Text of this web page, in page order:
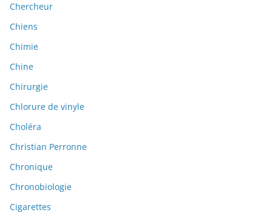
Chercheur
Chiens
Chimie
Chine
Chirurgie
Chlorure de vinyle
Choléra
Christian Perronne
Chronique
Chronobiologie
Cigarettes